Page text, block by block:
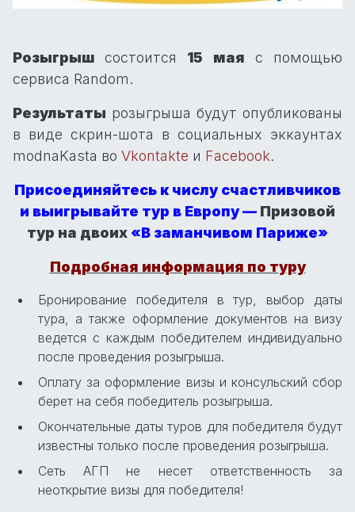
Розыгрышсостоится 15 мая с помощью
сервиса Random.
Результаты розыгрыша будут опубликованы
в виде скрин-шота в социальных эккаунтах
modnaKasta во Vkontakte и Facebook.
Присоединяйтесь к числу счастливчиков
и выигрывайте тур в Европу — Призовой
тур на двоих «В заманчивом Париже»
Подробная информация по туру
Бронирование победителя в тур, выбор даты
тура, а также оформление документов на визу
ведется с каждым победителем индивидуально
после проведения розыгрыша.
Оплату за оформление визы и консульский сбор
берет на себя победитель розыгрыша.
Окончательные даты туров для победителя будут
известны только после проведения розыгрыша.
Сеть АГП не несет ответственность за
неоткрытие визы для победителя!